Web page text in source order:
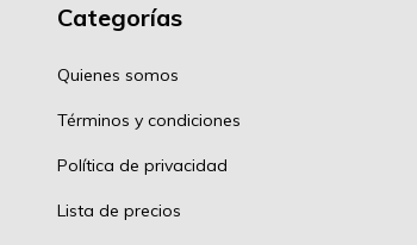
Categorías
Quienes somos
Términos y condiciones
Política de privacidad
Lista de precios